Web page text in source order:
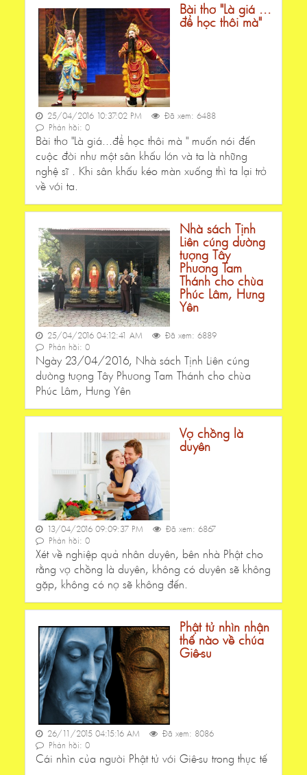
Bài thơ "Là giá ...
để học thôi mà"
25/04/2016 10:37:02 PM
Đã xem: 6488
Phản hồi: 0
Bài thơ "Là giá...để học thôi mà " muốn nói đến
cuộc đời như một sân khấu lớn và ta là những
nghệ sĩ . Khi sân khấu kéo màn xuống thì ta lại trở
về với ta.
Nhà sách Tịnh
Liên cúng dường
tượng Tây
Phương Tam
Thánh cho chùa
Phúc Lâm, Hưng
Yên
25/04/2016 04:12:41 AM
Đã xem: 6889
Phản hồi: 0
Ngày 23/04/2016, Nhà sách Tịnh Liên cúng
dường tượng Tây Phương Tam Thánh cho chùa
Phúc Lâm, Hưng Yên
Vợ chồng là
duyên
13/04/2016 09:09:37 PM
Đã xem: 6867
Phản hồi: 0
Xét về nghiệp quả nhân duyên, bên nhà Phật cho
rằng vợ chồng là duyên, không có duyên sẽ không
gặp, không có nợ sẽ không đến.
Phật tử nhìn nhận
thế nào về chúa
Giê-su
26/11/2015 04:15:16 AM
Đã xem: 8086
Phản hồi: 0
Cái nhìn của người Phật tử với Giê-su trong thực tế